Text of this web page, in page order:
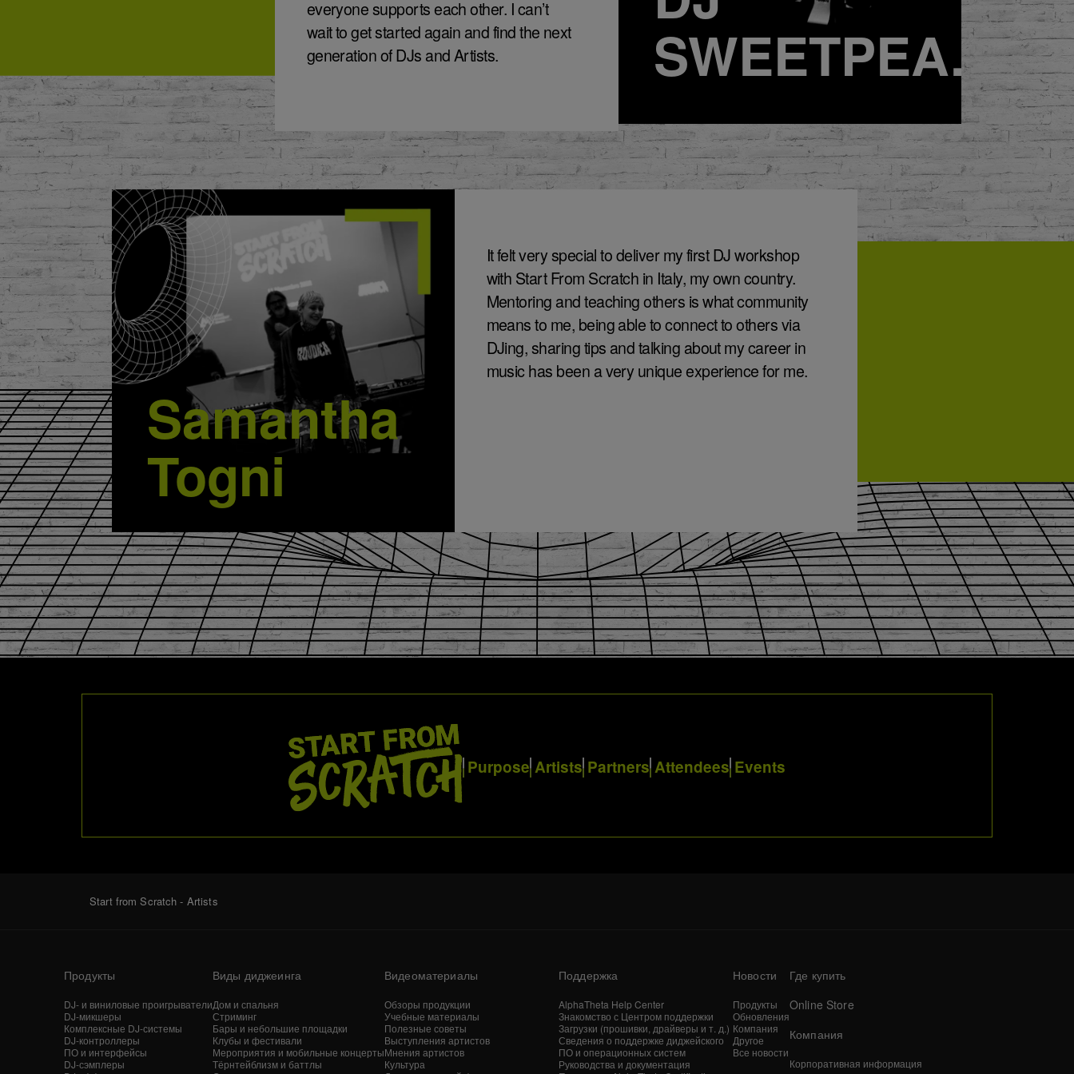
SWEETPEA.
everyone supports each other. I can’t
wait to get started again and find the next
generation of DJs and Artists.
Samantha
Togni
It felt very special to deliver my first DJ workshop
with Start From Scratch in Italy, my own country.
Mentoring and teaching others is what community
means to me, being able to connect to others via
DJing, sharing tips and talking about my career in
music has been a very unique experience for me.
Purpose Artists Partners Attendees Events
Start from Scratch - Artists
Продукты
DJ- и виниловые проигрыватели
DJ-микшеры
Комплексные DJ-системы
DJ-контроллеры
ПО и интерфейсы
DJ-сэмплеры
Виды диджеинга
Дом и спальня
Стриминг
Бары и небольшие площадки
Клубы и фестивали
Мероприятия и мобильные концерты
Тёрнтейблизм и баттлы
Видеоматериалы
Обзоры продукции
Учебные материалы
Полезные советы
Выступления артистов
Мнения артистов
Культура
Поддержка
AlphaTheta Help Center
Знакомство с Центром поддержки
Загрузки (прошивки, драйверы и т. д.)
Сведения о поддержке диджейского
ПО и операционных систем
Руководства и документация
Новости
Продукты
Обновления
Компания
Другое
Все новости
Где купить
Online Store
Компания
Корпоративная информация